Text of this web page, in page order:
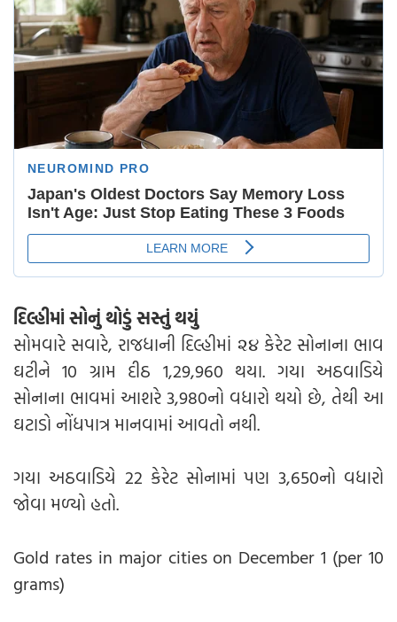
દિલ્હીમાં સોનું થોડું સસ્તું થયું
સોમવારે સવારે, રાજધાની દિલ્હીમાં ૨૪ કેરેટ સોનાના ભાવ
ઘટીને 10 ગ્રામ દીઠ 1,29,960 થયા. ગયા અઠવાડિયે
સોનાના ભાવમાં આશરે 3,980નો વધારો થયો છે, તેથી આ
ઘટાડો નોંધપાત્ર માનવામાં આવતો નથી.
ગયા અઠવાડિયે 22 કેરેટ સોનામાં પણ 3,650નો વધારો
જોવા મળ્યો હતો.
Gold rates in major cities on December 1 (per 10
grams)